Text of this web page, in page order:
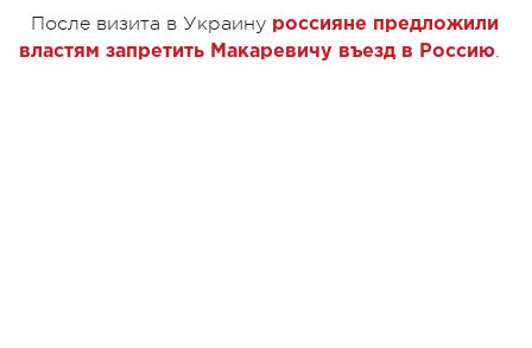
После визита в Украину россияне предложили
властям запретить Макаревичу въезд в Россию.